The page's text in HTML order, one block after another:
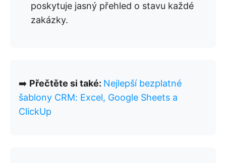
poskytuje jasný přehled o stavu každé
zakázky.
➡️ Přečtěte si také: Nejlepší bezplatné
šablony CRM: Excel, Google Sheets a
ClickUp